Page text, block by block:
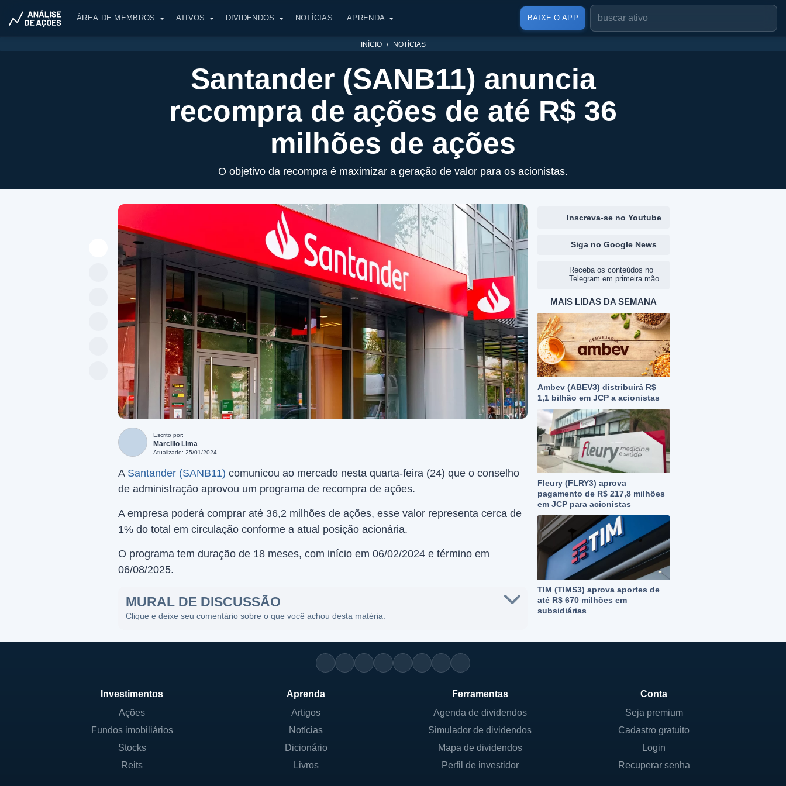
ÁREA DE MEMBROS ATIVOS DIVIDENDOS NOTÍCIAS APRENDA BAIXE O APP
INÍCIO NOTÍCIAS
Santander (SANB11) anuncia
recompra de ações de até R$ 36
milhões de ações
O objetivo da recompra é maximizar a geração de valor para os acionistas.
Escrito por:
Marcilio Lima
Atualizado: 25/01/2024
A Santander (SANB11) comunicou ao mercado nesta quarta-feira (24) que o conselho
de administração aprovou um programa de recompra de ações.
A empresa poderá comprar até 36,2 milhões de ações, esse valor representa cerca de
1% do total em circulação conforme a atual posição acionária.
O programa tem duração de 18 meses, com início em 06/02/2024 e término em
06/08/2025.
MURAL DE DISCUSSÃO
Clique e deixe seu comentário sobre o que você achou desta matéria.
Inscreva-se no Youtube
Siga no Google News
Receba os conteúdos no
Telegram em primeira mão
MAIS LIDAS DA SEMANA
Ambev (ABEV3) distribuirá R$
1,1 bilhão em JCP a acionistas
Fleury (FLRY3) aprova
pagamento de R$ 217,8 milhões
em JCP para acionistas
TIM (TIMS3) aprova aportes de
até R$ 670 milhões em
subsidiárias
Investimentos
Ações
Fundos imobiliários
Stocks
Reits
Aprenda
Artigos
Notícias
Dicionário
Livros
Ferramentas
Agenda de dividendos
Simulador de dividendos
Mapa de dividendos
Perfil de investidor
Conta
Seja premium
Cadastro gratuito
Login
Recuperar senha